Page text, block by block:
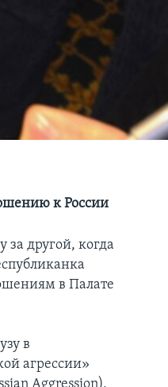
к России
другой, когда
в Палате
в
агрессии»